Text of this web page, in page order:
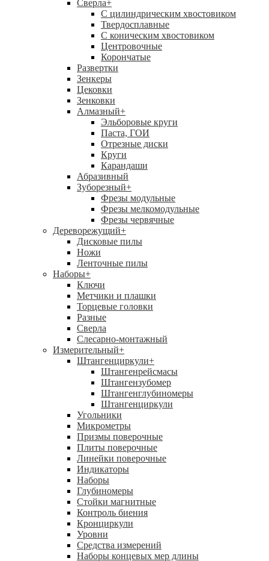
Сверла+
С цилиндрическим хвостовиком
Твердосплавные
С коническим хвостовиком
Центровочные
Корончатые
Развертки
Зенкеры
Цековки
Зенковки
Алмазный+
Эльборовые круги
Паста, ГОИ
Отрезные диски
Круги
Карандаши
Абразивный
Зуборезный+
Фрезы модульные
Фрезы мелкомодульные
Фрезы червячные
Дереворежущий+
Дисковые пилы
Ножи
Ленточные пилы
Наборы+
Ключи
Метчики и плашки
Торцевые головки
Разные
Сверла
Слесарно-монтажный
Измерительный+
Штангенциркули+
Штангенрейсмасы
Штангензубомер
Штангенглубиномеры
Штангенциркули
Угольники
Микрометры
Призмы поверочные
Плиты поверочные
Линейки поверочные
Индикаторы
Наборы
Глубиномеры
Стойки магнитные
Контроль биения
Кронциркули
Уровни
Средства измерений
Наборы концевых мер длины